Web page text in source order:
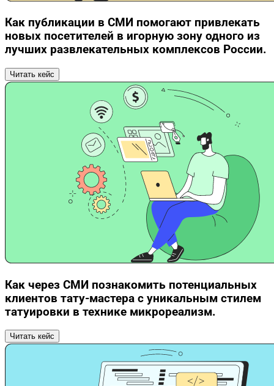
Как публикации в СМИ помогают привлекать
новых посетителей в игорную зону одного из
лучших развлекательных комплексов России.
Читать кейс
Как через СМИ познакомить потенциальных
клиентов тату-мастера с уникальным стилем
татуировки в технике микрореализм.
Читать кейс